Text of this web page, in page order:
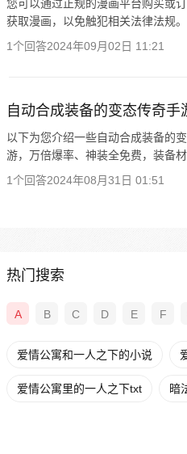
您可以通过正规的漫画平台购买或
获取漫画，以免触犯相关法律法规。
1个回答2024年09月02日 11:21
自动合成装备的变态传奇手
以下为您介绍一些自动合成装备的
游，万倍爆率、神装全免费，装备
1个回答2024年08月31日 01:51
热门搜索
A B C D E F
爱情公寓和一人之下的小说
爱情公寓里的一人之下txt 暗